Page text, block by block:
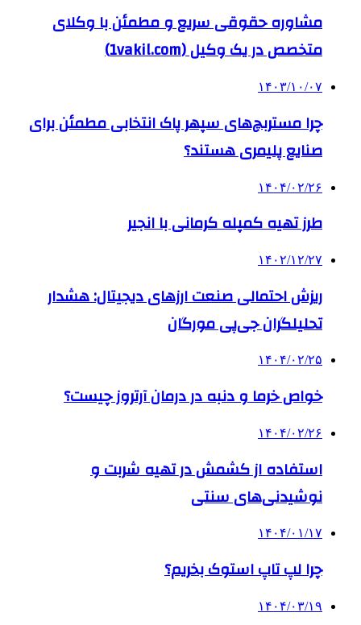
مشاوره حقوقی سریع و مطمئن با وکلای
متخصص در یک وکیل (1vakil.com)
۱۴۰۳/۱۰/۰۷
چرا مستربچ‌های سپهر پاک انتخابی مطمئن برای
صنایع پلیمری هستند؟
۱۴۰۴/۰۲/۲۶
طرز تهیه کمپله کرمانی با انجیر
۱۴۰۲/۱۲/۲۷
ریزش احتمالی صنعت ارزهای دیجیتال: هشدار
تحلیلگران جی‌پی مورگان
۱۴۰۴/۰۲/۲۵
خواص خرما و دنبه در درمان آرتروز چیست؟
۱۴۰۴/۰۲/۲۶
استفاده از کشمش در تهیه شربت و
نوشیدنی‌های سنتی
۱۴۰۴/۰۱/۱۷
چرا لپ تاپ استوک بخریم؟
۱۴۰۴/۰۳/۱۹